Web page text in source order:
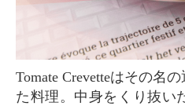
Tomate Crevetteはその名の通りトマトとエビを使っ
た料理。中身をくり抜い